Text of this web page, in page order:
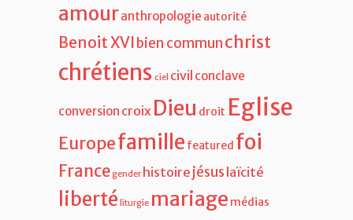
amouranthropologie autorité
Benoit XVIbien communchrist
chrétiens ciel civil conclave
conversion croix Dieu droit Eglise
Europefamille featured foi
Francegender histoire jésus laïcité
liberté liturgie mariage médias